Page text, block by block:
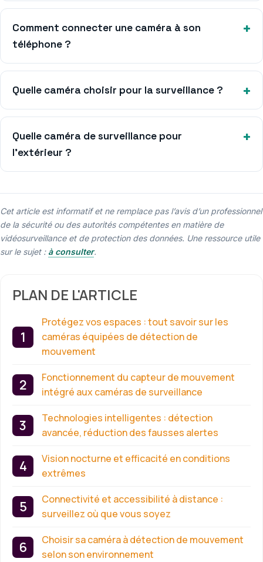
Comment connecter une caméra à son
téléphone ?
Quelle caméra choisir pour la surveillance ?
Quelle caméra de surveillance pour
l’extérieur ?
Cet article est informatif et ne remplace pas l’avis d’un professionnel
de la sécurité ou des autorités compétentes en matière de
vidéosurveillance et de protection des données. Une ressource utile
sur le sujet : à consulter.
PLAN DE L'ARTICLE
Protégez vos espaces : tout savoir sur les
caméras équipées de détection de
mouvement
Fonctionnement du capteur de mouvement
intégré aux caméras de surveillance
Technologies intelligentes : détection
avancée, réduction des fausses alertes
Vision nocturne et efficacité en conditions
extrêmes
Connectivité et accessibilité à distance :
surveillez où que vous soyez
Choisir sa caméra à détection de mouvement
selon son environnement